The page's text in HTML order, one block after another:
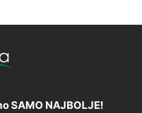
SAMO NAJBOLJE!